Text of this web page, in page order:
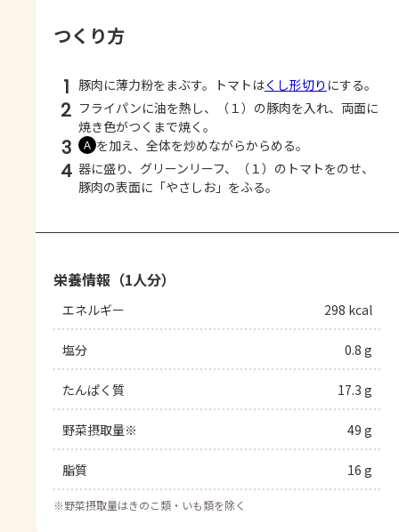
つくり方
1 豚肉に薄力粉をまぶす。トマトはくし形切り にする。
2 フライパンに油を熱し、（１）の豚肉を入れ、両面に
焼き色がつくまで焼く。
3 Ａ を加え、全体を炒めながらからめる。
4 器に盛り、グリーンリーフ、（１）のトマトをのせ、
豚肉の表面に「やさしお」をふる。
栄養情報（1人分）
エネルギー 298 kcal
塩分 0.8 g
たんぱく質 17.3 g
野菜摂取量※ 49 g
脂質 16 g
※野菜摂取量はきのこ類・いも類を除く